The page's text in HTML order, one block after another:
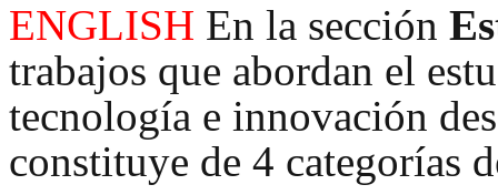
ENGLISH En la sección
trabajos que abordan el
tecnología e innovación
constituye de 4 categorías